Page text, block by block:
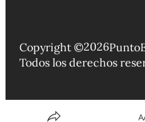
Copyright ©2026
Todos los derechos